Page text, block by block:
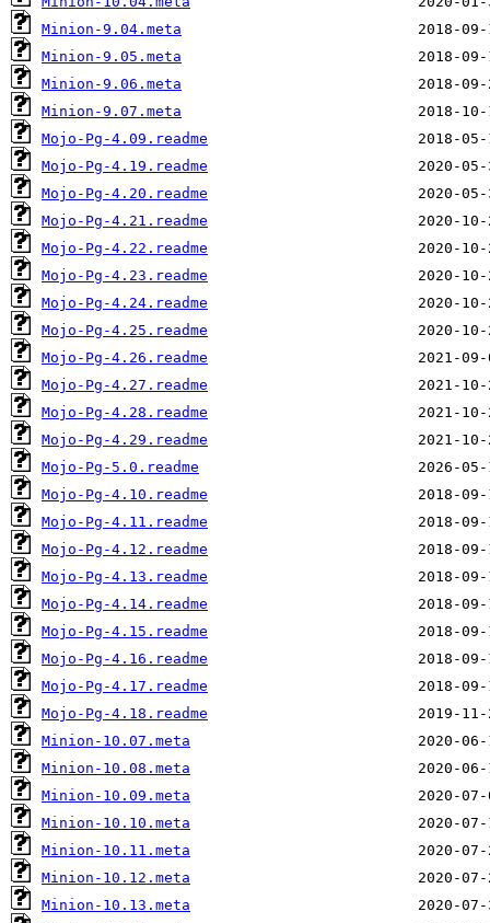
Minion-9.04.meta
Minion-9.05.meta
Minion-9.06.meta
Minion-9.07.meta
Mojo-Pg-4.09.readme
Mojo-Pg-4.19.readme
Mojo-Pg-4.20.readme
Mojo-Pg-4.21.readme
Mojo-Pg-4.22.readme
Mojo-Pg-4.23.readme
Mojo-Pg-4.24.readme
Mojo-Pg-4.25.readme
Mojo-Pg-4.26.readme
Mojo-Pg-4.27.readme
Mojo-Pg-4.28.readme
Mojo-Pg-4.29.readme
Mojo-Pg-5.0.readme
Mojo-Pg-4.10.readme
Mojo-Pg-4.11.readme
Mojo-Pg-4.12.readme
Mojo-Pg-4.13.readme
Mojo-Pg-4.14.readme
Mojo-Pg-4.15.readme
Mojo-Pg-4.16.readme
Mojo-Pg-4.17.readme
Mojo-Pg-4.18.readme
Minion-10.07.meta
Minion-10.08.meta
Minion-10.09.meta
Minion-10.10.meta
Minion-10.11.meta
Minion-10.12.meta
Minion-10.13.meta